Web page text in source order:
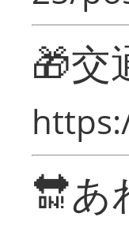
🎁
🔛あ